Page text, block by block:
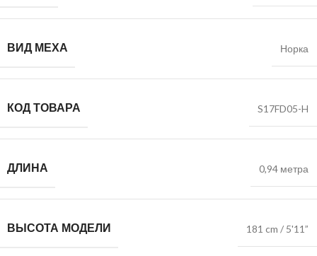
ВИД МЕХА Норка
КОД ТОВАРА S17FD05-H
ДЛИНА 0,94 метра
ВЫСОТА МОДЕЛИ 181 cm / 5'11”